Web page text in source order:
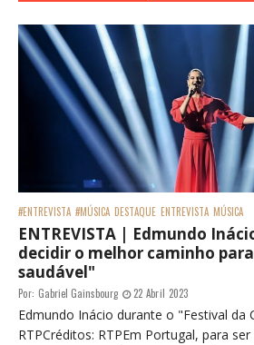
#ENTREVISTA #MÚSICA DESTAQUE ENTREVISTA MÚSICA
ENTREVISTA | Edmundo
decidir o melhor caminho
saudável"
Por: Gabriel Gainsbourg 22 Abril 2023
Edmundo Inácio durante o "Festival da
RTPCréditos: RTPEm Portugal, para